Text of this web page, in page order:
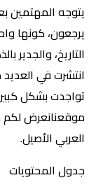
يتوجه المهتمين
يرجعون، كونها
التاريخ، والجدير
انتشرت في العديد
تواجدت بشكل
موقعنانعرض لكم
العربي الأصيل.
جدول المحتويات